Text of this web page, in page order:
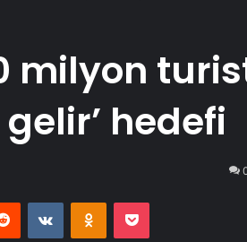
milyon
hedefi
Reddit VKontakteOdnoklassniki
Pocket